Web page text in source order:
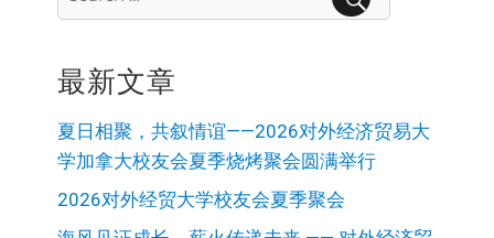
for:
最新文章
夏日相聚，共叙情谊——2026对外经济贸易大
学加拿大校友会夏季烧烤聚会圆满举行
2026对外经贸大学校友会夏季聚会